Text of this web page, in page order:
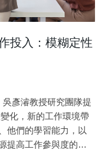
投入：模糊定性
吳彥濬教授研究團隊提
，新的工作環境帶
他們的學習能力，以
提高工作參與度的能